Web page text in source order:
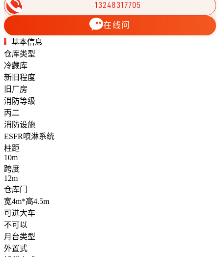
13248317705
在线问
基本信息
仓库类型
冷藏库
新旧程度
旧厂房
消防等级
丙二
消防设施
ESFR喷淋系统
柱距
10m
跨度
12m
仓库门
宽4m*高4.5m
可进大车
不可以
月台类型
外置式